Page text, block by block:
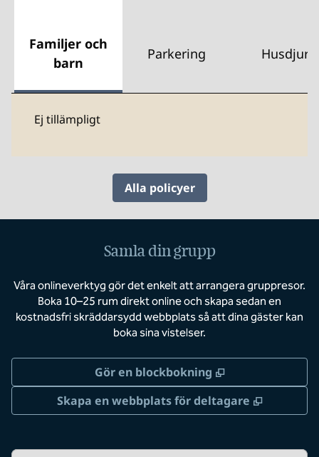
Familjer och
barn
Parkering Husdjur
Ej tillämpligt
Alla policyer
Samla din grupp
Våra onlineverktyg gör det enkelt att arrangera gruppresor.
Boka 10–25 rum direkt online och skapa sedan en
kostnadsfri skräddarsydd webbplats så att dina gäster kan
boka sina vistelser.
Gör en blockbokning ,
Skapa en webbplats för deltagare
,